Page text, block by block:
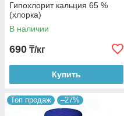
Гипохлорит кальция 65 %
(хлорка)
В наличии
690 ₸/кг
Купить
Топ продаж –27%